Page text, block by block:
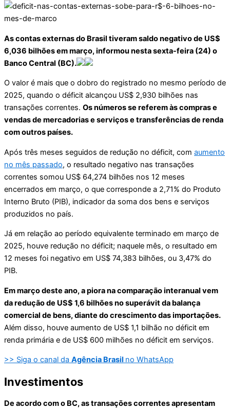
As contas externas do Brasil tiveram saldo negativo de US$
6,036 bilhões em março, informou nesta sexta-feira (24) o
Banco Central (BC).
O valor é mais que o dobro do registrado no mesmo período de
2025, quando o déficit alcançou US$ 2,930 bilhões nas
transações correntes. Os números se referem às compras e
vendas de mercadorias e serviços e transferências de renda
com outros países.
Após três meses seguidos de redução no déficit, com aumento
no mês passado, o resultado negativo nas transações
correntes somou US$ 64,274 bilhões nos 12 meses
encerrados em março, o que corresponde a 2,71% do Produto
Interno Bruto (PIB), indicador da soma dos bens e serviços
produzidos no país.
Já em relação ao período equivalente terminado em março de
2025, houve redução no déficit; naquele mês, o resultado em
12 meses foi negativo em US$ 74,383 bilhões, ou 3,47% do
PIB.
Em março deste ano, a piora na comparação interanual vem
da redução de US$ 1,6 bilhões no superávit da balança
comercial de bens, diante do crescimento das importações.
Além disso, houve aumento de US$ 1,1 bilhão no déficit em
renda primária e de US$ 600 milhões no déficit em serviços.
>> Siga o canal da Agência Brasil no WhatsApp
Investimentos
De acordo com o BC, as transações correntes apresentam